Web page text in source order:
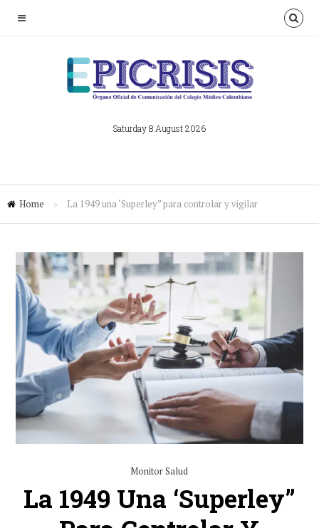
Saturday 8 August 2026
Home » La 1949 una ‘Superley” para controlar y vigilar
Monitor Salud
La 1949 Una ‘Superley”